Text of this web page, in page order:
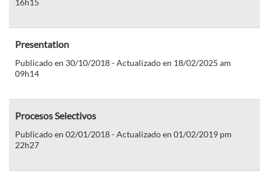
Presentation
Publicado en 30/10/2018 - Actualizado en 18/02/2025 am
09h14
Procesos Selectivos
Publicado en 02/01/2018 - Actualizado en 01/02/2019 pm
22h27